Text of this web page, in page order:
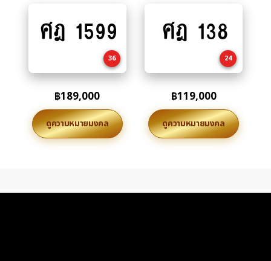
to
ศฎ 1599
36
฿189,000
ดูความหมายมงคล
to
ศฎ 138
24
฿119,000
ดูความหมายมงคล